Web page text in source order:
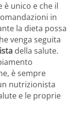
unico e che il
in
la dieta possa
venga seguita
della salute.
è sempre
nutrizionista
e le proprie